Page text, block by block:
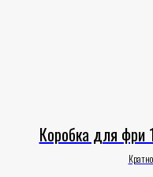
Коробка для